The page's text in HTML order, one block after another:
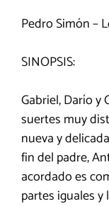
Pedro Simón –
SINOPSIS:
Gabriel, Darío y
suertes muy
nueva y
fin del padre,
acordado es
partes iguales y